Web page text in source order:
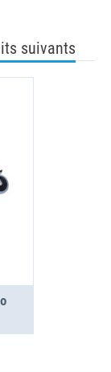
suivants